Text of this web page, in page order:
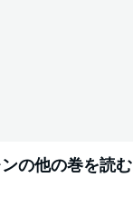
の他の巻を読む